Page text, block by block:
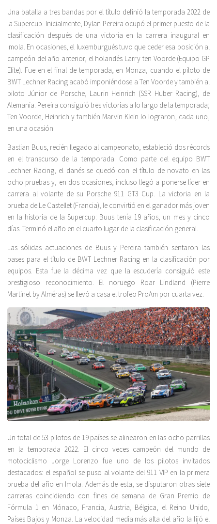
Una batalla a tres bandas por el título definió la temporada 2022 de
la Supercup. Inicialmente, Dylan Pereira ocupó el primer puesto de la
clasificación después de una victoria en la carrera inaugural en
Imola. En ocasiones, el luxemburgués tuvo que ceder esa posición al
campeón del año anterior, el holandés Larry ten Voorde (Equipo GP
Elite). Fue en el final de temporada, en Monza, cuando el piloto de
BWT Lechner Racing acabó imponiéndose a Ten Voorde y también al
piloto Júnior de Porsche, Laurin Heinrich (SSR Huber Racing), de
Alemania. Pereira consiguió tres victorias a lo largo de la temporada;
Ten Voorde, Heinrich y también Marvin Klein lo lograron, cada uno,
en una ocasión.
Bastian Buus, recién llegado al campeonato, estableció dos récords
en el transcurso de la temporada. Como parte del equipo BWT
Lechner Racing, el danés se quedó con el título de novato en las
ocho pruebas y, en dos ocasiones, incluso llegó a ponerse líder en
carrera al volante de su Porsche 911 GT3 Cup. La victoria en la
prueba de Le Castellet (Francia), le convirtió en el ganador más joven
en la historia de la Supercup: Buus tenía 19 años, un mes y cinco
días. Terminó el año en el cuarto lugar de la clasificación general.
Las sólidas actuaciones de Buus y Pereira también sentaron las
bases para el título de BWT Lechner Racing en la clasificación por
equipos. Esta fue la décima vez que la escudería consiguió este
prestigioso reconocimiento. El noruego Roar Lindland (Pierre
Martinet by Alméras) se llevó a casa el trofeo ProAm por cuarta vez.
Un total de 53 pilotos de 19 países se alinearon en las ocho parrillas
en la temporada 2022. El cinco veces campeón del mundo de
motociclismo Jorge Lorenzo fue uno de los pilotos invitados
destacados: el español se puso al volante del 911 VIP en la primera
prueba del año en Imola. Además de esta, se disputaron otras siete
carreras coincidiendo con fines de semana de Gran Premio de
Fórmula 1 en Mónaco, Francia, Austria, Bélgica, el Reino Unido,
Países Bajos y Monza. La velocidad media más alta del año la fijó el